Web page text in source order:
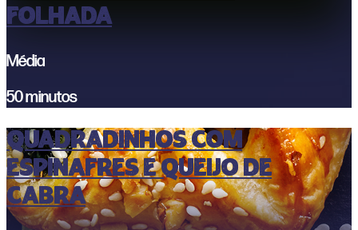
folhada
Média
50 minutos
Quadradinhos com
espinafres e queijo de
cabra